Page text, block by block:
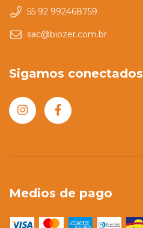
55 92 992468759
sac@biozer.com.br
Sigamos conectados
Medios de pago